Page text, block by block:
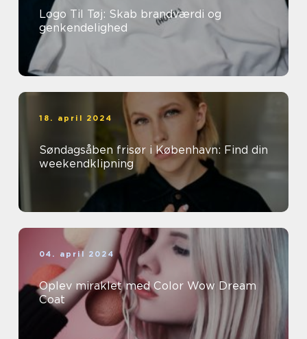
Logo Til Tøj: Skab brandværdi og
genkendelighed
18. april 2024
Søndagsåben frisør i København: Find din
weekendklipning
04. april 2024
Oplev miraklet med Color Wow Dream
Coat